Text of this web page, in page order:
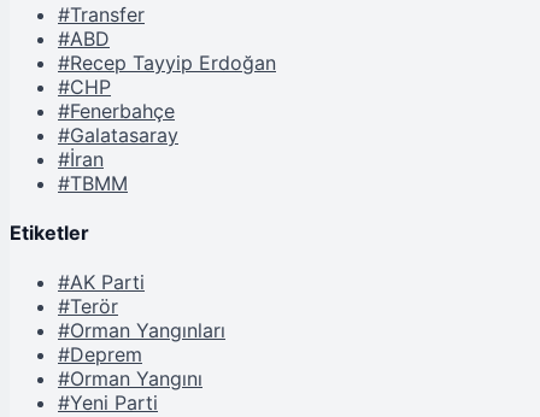
#Transfer
#ABD
#Recep Tayyip Erdoğan
#CHP
#Fenerbahçe
#Galatasaray
#İran
#TBMM
Etiketler
#AK Parti
#Terör
#Orman Yangınları
#Deprem
#Orman Yangını
#Yeni Parti